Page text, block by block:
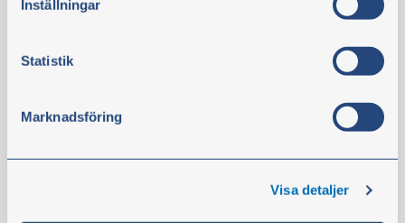
Inställningar
Statistik
Marknadsföring
Visa detaljer
Varosuodatin